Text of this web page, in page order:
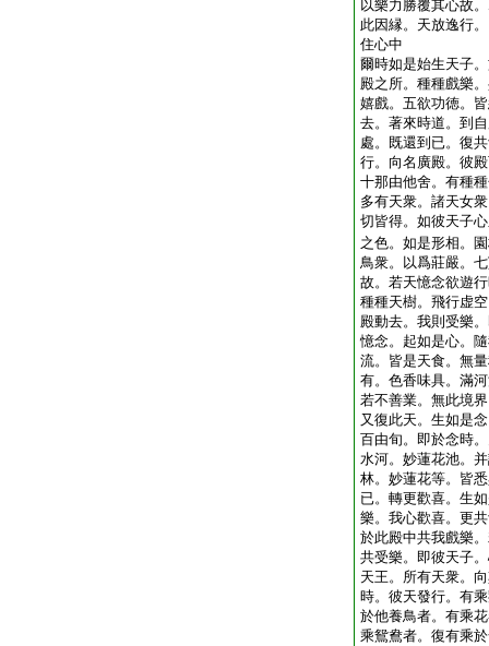
以樂力勝覆其心故
此因縁。天放逸行
住心中
爾時如是始生天子
殿之所。種種戲樂
嬉戲。五欲功徳。
去。著來時道。到
處。既還到已。復
行。向名廣殿。彼
十那由他舍。有種
多有天衆。諸天女
切皆得。如彼天子
之色。如是形相。
鳥衆。以爲莊嚴。
故。若天憶念欲遊
種種天樹。飛行虚
殿動去。我則受樂
憶念。起如是心。
流。皆是天食。無
有。色香味具。滿
若不善業。無此境界
又復此天。生如是
百由旬。即於念時
水河。妙蓮花池。
林。妙蓮花等。皆
已。轉更歡喜。生
樂。我心歡喜。更
於此殿中共我戲樂
共受樂。即彼天子
天王。所有天衆。
時。彼天發行。有
於他養鳥者。有乘
乘鴛鴦者。復有乘